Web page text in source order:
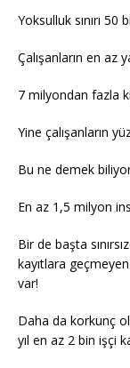
Yoksulluk sınırı 50
Çalışanların en az
7 milyondan fazla
Yine çalışanların
Bu ne demek
En az 1,5 milyon
Bir de başta
kayıtlara
var!
Daha da korkunç
yıl en az 2 bin işçi